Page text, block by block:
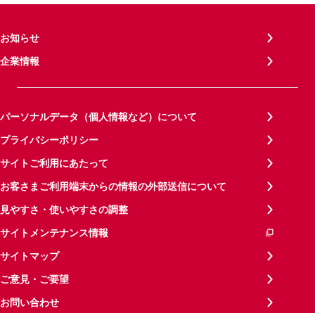
お知らせ
企業情報
パーソナルデータ（個人情報など）について
プライバシーポリシー
サイトご利用にあたって
お客さまご利用端末からの情報の外部送信について
見やすさ・使いやすさの調整
サイトメンテナンス情報
サイトマップ
ご意見・ご要望
お問い合わせ